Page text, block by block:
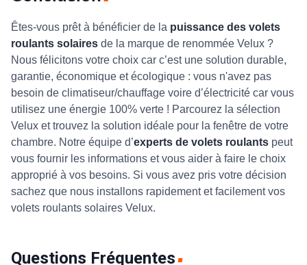
Êtes-vous prêt à bénéficier de la puissance des volets
roulants solaires de la marque de renommée Velux ?
Nous félicitons votre choix car c’est une solution durable,
garantie, économique et écologique : vous n'avez pas
besoin de climatiseur/chauffage voire d’électricité car vous
utilisez une énergie 100% verte ! Parcourez la sélection
Velux et trouvez la solution idéale pour la fenêtre de votre
chambre. Notre équipe d’experts de volets roulants peut
vous fournir les informations et vous aider à faire le choix
approprié à vos besoins. Si vous avez pris votre décision
sachez que nous installons rapidement et facilement vos
volets roulants solaires Velux.
Questions Fréquentes